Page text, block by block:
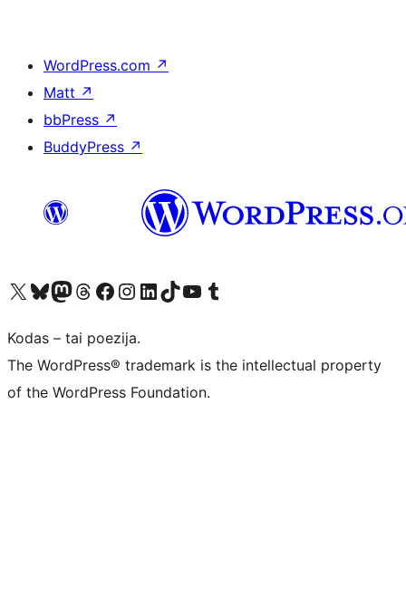
WordPress.com ↗
Matt ↗
bbPress ↗
BuddyPress ↗
Visit our X (formerly Twitter) account
Apsilankykite mūsų Bluesky paskyroje
Visit our Mastodon account
Apsilankykite mūsų Threads paskyroje
Visit our Facebook page
Visit our Instagram account
Visit our LinkedIn account
Apsilankykite mūsų TikTok paskyroje
Visit our YouTube channel
Apsilankykite mūsų Tumblr paskyroje
Kodas – tai poezija.
The WordPress® trademark is the intellectual property
of the WordPress Foundation.